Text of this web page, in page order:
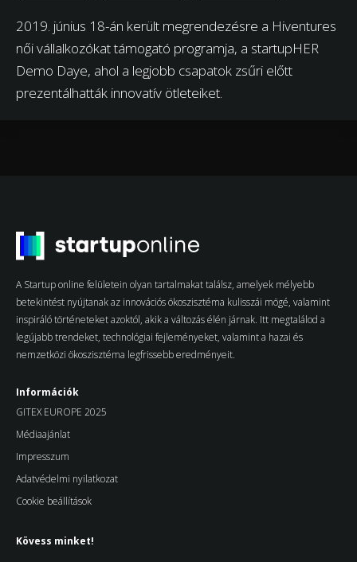
2019. június 18-án került megrendezésre a Hiventures
női vállalkozókat támogató programja, a startupHER
Demo Daye, ahol a legjobb csapatok zsűri előtt
prezentálhatták innovatív ötleteiket.
A Startup online felületein olyan tartalmakat találsz, amelyek mélyebb
betekintést nyújtanak az innovációs ökoszisztéma kulisszái mögé, valamint
inspiráló történeteket azoktól, akik a változás élén járnak. Itt megtalálod a
legújabb trendeket, technológiai fejleményeket, valamint a hazai és
nemzetközi ökoszisztéma legfrissebb eredményeit.
Információk
GITEX EUROPE 2025
Médiaajánlat
Impresszum
Adatvédelmi nyilatkozat
Cookie beállítások
Kövess minket!